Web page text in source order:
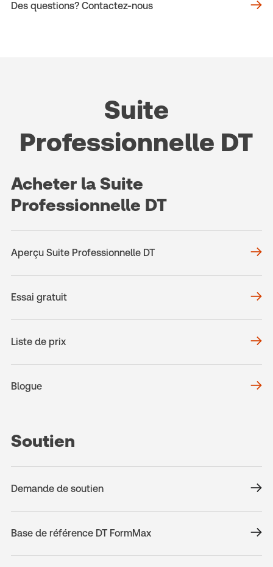
Des questions? Contactez-nous
Suite
Professionnelle DT
Acheter la Suite
Professionnelle DT
Aperçu Suite Professionnelle DT
Essai gratuit
Liste de prix
Blogue
Soutien
Demande de soutien
Base de référence DT FormMax